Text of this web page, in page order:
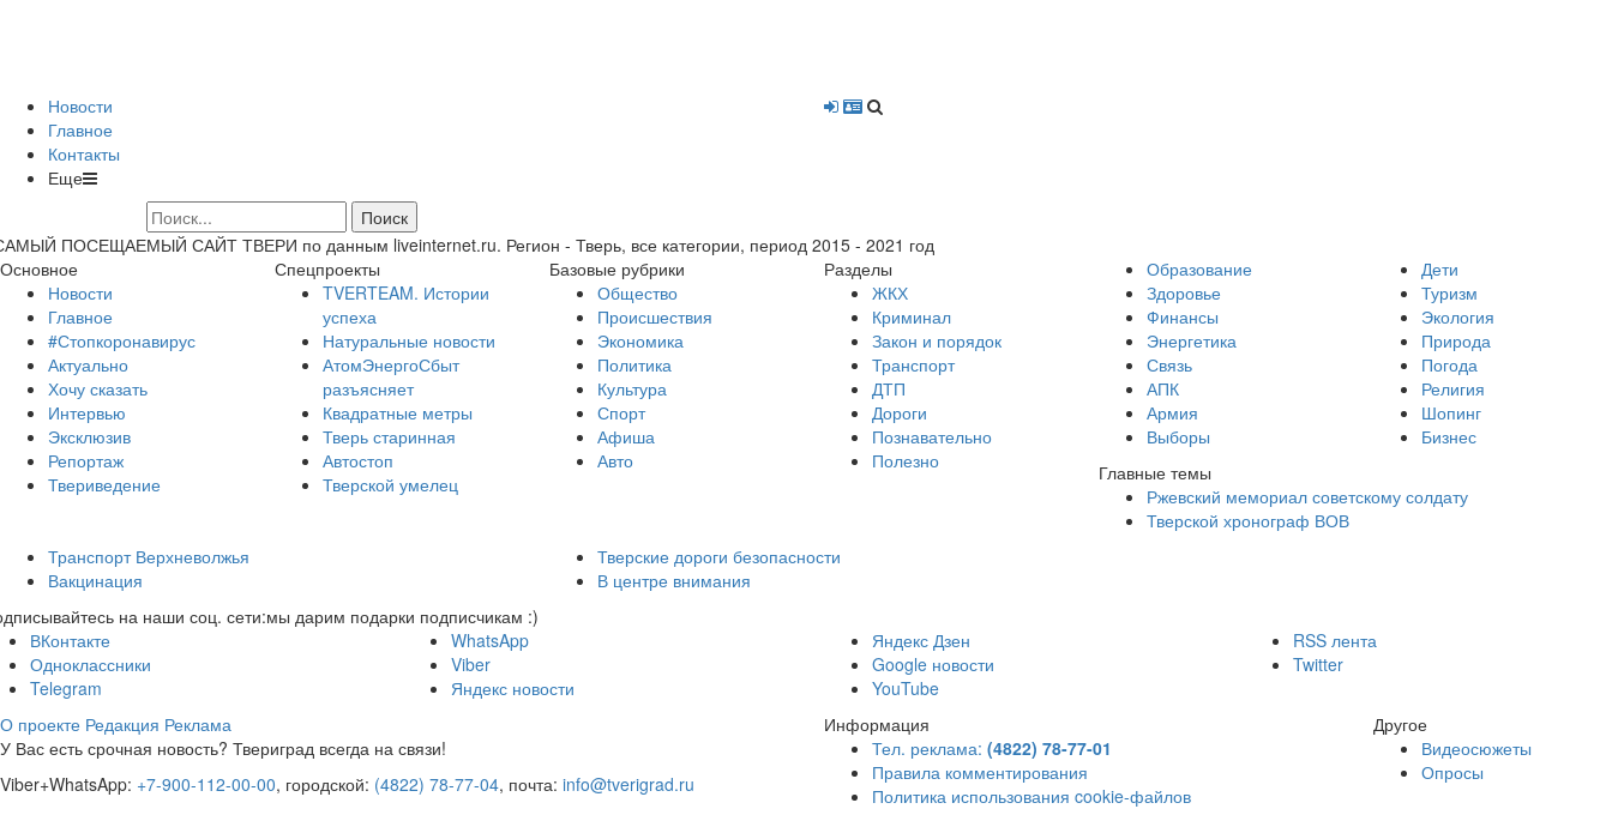
Новости
Главное
Контакты
Еще
ПОСЕЩАЕМЫЙ САЙТ ТВЕРИ по данным liveinternet.ru. Регион - Тверь, все категории, период 2015 - 2021 год
Основное
Новости
Главное
#Стопкоронавирус
Актуально
Хочу сказать
Интервью
Эксклюзив
Репортаж
Твериведение
Спецпроекты
TVERTEAM. Истории
успеха
Натуральные новости
АтомЭнергоСбыт
разъясняет
Квадратные метры
Тверь старинная
Автостоп
Тверской умелец
Базовые рубрики
Общество
Происшествия
Экономика
Политика
Культура
Спорт
Афиша
Авто
Разделы
ЖКХ
Криминал
Закон и порядок
Транспорт
ДТП
Дороги
Познавательно
Полезно
Образование
Здоровье
Финансы
Энергетика
Связь
АПК
Армия
Выборы
Дети
Туризм
Экология
Природа
Погода
Религия
Шопинг
Бизнес
Главные темы
Ржевский мемориал советскому солдату
Тверской хронограф ВОВ
Транспорт Верхневолжья
Вакцинация
Тверские дороги безопасности
В центре внимания
на наши соц. сети:мы дарим подарки подписчикам :)
ВКонтакте
Одноклассники
Telegram
WhatsApp
Viber
Яндекс новости
Яндекс Дзен
Google новости
YouTube
RSS лента
Twitter
О проекте Редакция Реклама
У Вас есть срочная новость? Твериград всегда на связи!
Viber+WhatsApp: +7-900-112-00-00, городской: (4822) 78-77-04, почта: info@tverigrad.ru
Информация
Тел. реклама: (4822) 78-77-01
Правила комментирования
Политика использования cookie-файлов
Другое
Видеосюжеты
Опросы